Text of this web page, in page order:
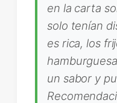
en la carta
solo tenían
es rica, los
un sabor y